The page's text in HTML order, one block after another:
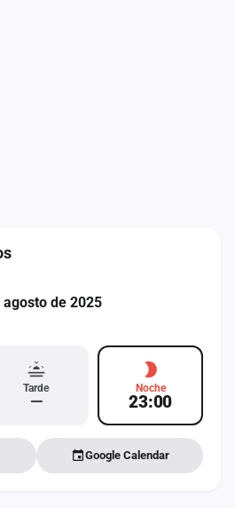
de 2025
Tarde
—
Noche
23:00
Google Calendar